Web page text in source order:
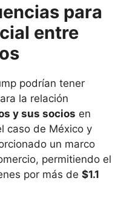
para
entre
podrían tener
la relación
y sus socios en
caso de México y
un marco
permitiendo el
por más de $1.1